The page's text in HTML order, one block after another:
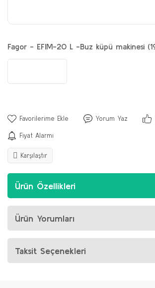
Fagor - EFIM-20 L -Buz küpü makinesi
Yorum Yaz
Fiyat Alarmı
Karşılaştır
Ürün Özellikleri
Ürün Yorumları
Taksit Seçenekleri